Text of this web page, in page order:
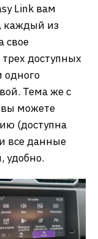
Link вам
каждый из
свое
доступных
одного
Тема же с
можете
(доступна
все данные
удобно.